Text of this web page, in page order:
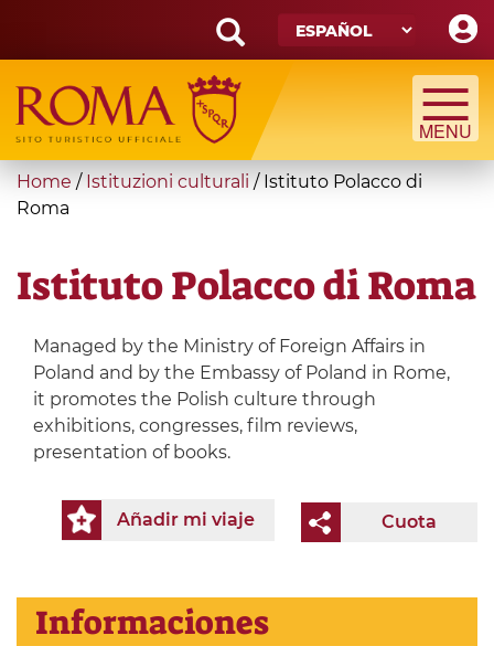
main
content
Search
form
Búsqueda
You
are
Home / Istituzioni culturali / Istituto Polacco di
Roma
Istituto Polacco di Roma
Managed by the Ministry of Foreign Affairs in
Poland and by the Embassy of Poland in Rome,
it promotes the Polish culture through
exhibitions, congresses, film reviews,
presentation of books.
Cuota
Añadir mi viaje
Informaciones